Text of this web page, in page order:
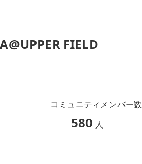
FIELD
コミュニティメンバー数
580 人